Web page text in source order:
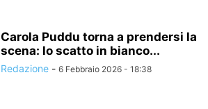
Carola Puddu torna a prendersi la
scena: lo scatto in bianco...
Redazione - 6 Febbraio 2026 - 18:38